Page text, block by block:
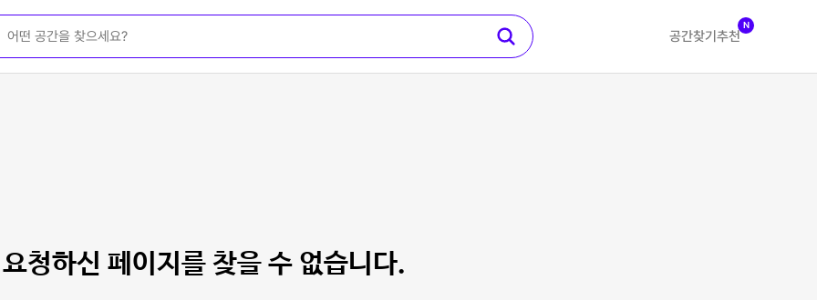
공간찾기 추천
N
요청하신 페이지를 찾을 수 없습니다.